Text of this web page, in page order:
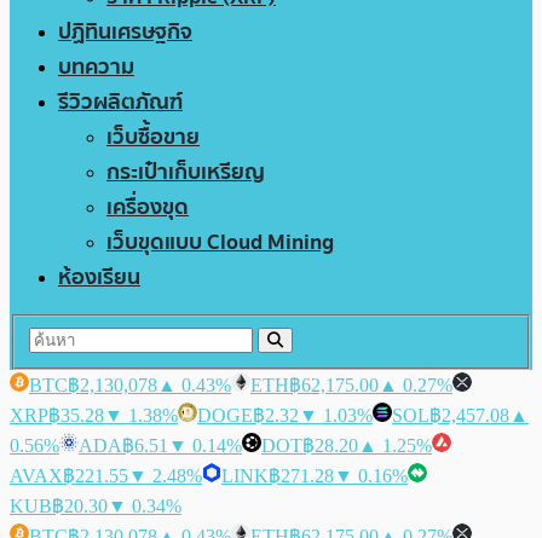
ปฏิทินเศรษฐกิจ
บทความ
รีวิวผลิตภัณฑ์
เว็บซื้อขาย
กระเป๋าเก็บเหรียญ
เครื่องขุด
เว็บขุดแบบ Cloud Mining
ห้องเรียน
BTC฿2,130,078 ▲ 0.43% ETH฿62,175.00 ▲ 0.27%
XRP฿35.28▼ 1.38% DOGE฿2.32 ▼ 1.03% SOL฿2,457.08 ▲
0.56%
ADA฿6.51 ▼ 0.14% DOT฿28.20 ▲ 1.25%
AVAX฿221.55▼ 2.48% LINK฿271.28▼ 0.16%
KUB฿20.30▼ 0.34%